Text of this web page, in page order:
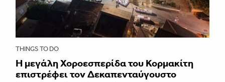
THINGS TO DO
Η μεγάλη Χοροεσπερίδα του Κορμακίτη
επιστρέφει τον Δεκαπενταύγουστο